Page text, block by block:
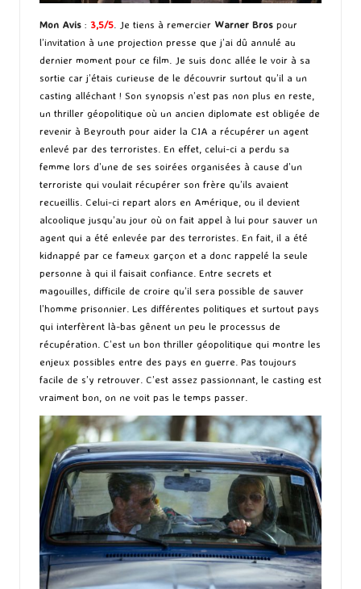
Mon Avis : 3,5/5 . Je tiens à remercier Warner Bros pour
l’invitation à une projection presse que j’ai dû annulé au
dernier moment pour ce film. Je suis donc allée le voir à sa
sortie car j’étais curieuse de le découvrir surtout qu’il a un
casting alléchant ! Son synopsis n’est pas non plus en reste,
un thriller géopolitique où un ancien diplomate est obligée de
revenir à Beyrouth pour aider la CIA a récupérer un agent
enlevé par des terroristes. En effet, celui-ci a perdu sa
femme lors d’une de ses soirées organisées à cause d’un
terroriste qui voulait récupérer son frère qu’ils avaient
recueillis. Celui-ci repart alors en Amérique, ou il devient
alcoolique jusqu’au jour où on fait appel à lui pour sauver un
agent qui a été enlevée par des terroristes. En fait, il a été
kidnappé par ce fameux garçon et a donc rappelé la seule
personne à qui il faisait confiance. Entre secrets et
magouilles, difficile de croire qu’il sera possible de sauver
l’homme prisonnier. Les différentes politiques et surtout pays
qui interfèrent là-bas gênent un peu le processus de
récupération. C’est un bon thriller géopolitique qui montre les
enjeux possibles entre des pays en guerre. Pas toujours
facile de s’y retrouver. C’est assez passionnant, le casting est
vraiment bon, on ne voit pas le temps passer.